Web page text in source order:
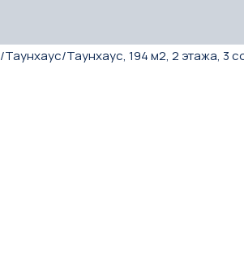
/Таунхаус/Таунхаус, 194 м2, 2 этажа, 3